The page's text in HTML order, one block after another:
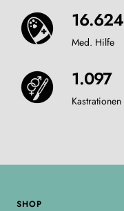
16.964
Med. Hilfe
1.097
Kastrationen
SHOP